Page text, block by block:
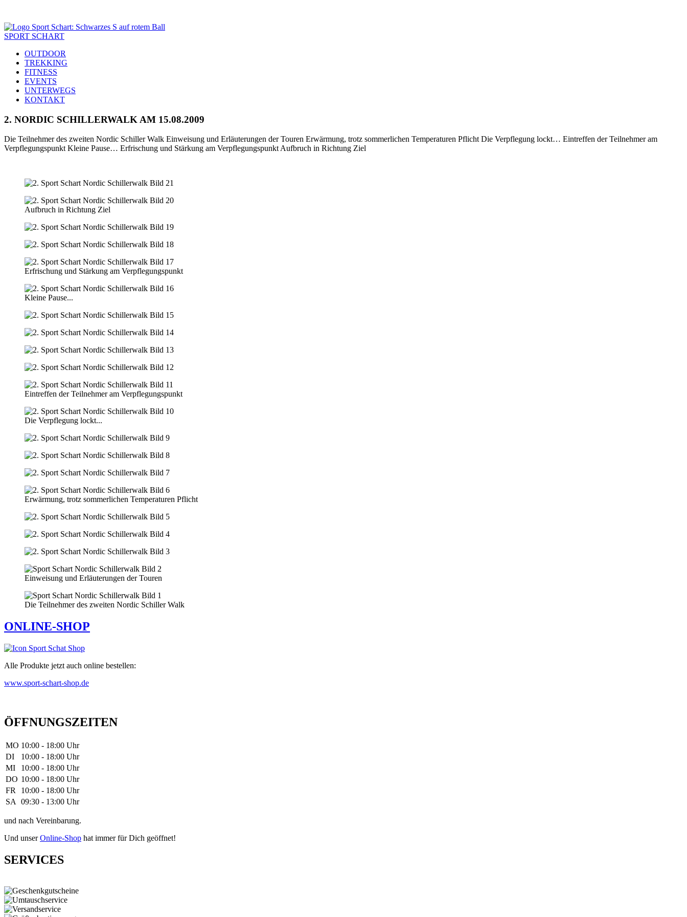
SPORT SCHART
OUTDOOR
TREKKING
FITNESS
EVENTS
UNTERWEGS
KONTAKT
2. NORDIC SCHILLERWALK AM 15.08.2009
Die Teilnehmer des zweiten Nordic Schiller Walk Einweisung und Erläuterungen der Touren Erwärmung, trotz sommerlichen Temperaturen Pflicht Die Verpflegung lockt… Eintreffen der Teilnehmer am
Verpflegungspunkt Kleine Pause… Erfrischung und Stärkung am Verpflegungspunkt Aufbruch in Richtung Ziel
Aufbruch in Richtung Ziel
Erfrischung und Stärkung am Verpflegungspunkt
Kleine Pause...
Eintreffen der Teilnehmer am Verpflegungspunkt
Die Verpflegung lockt...
Erwärmung, trotz sommerlichen Temperaturen Pflicht
Einweisung und Erläuterungen der Touren
Die Teilnehmer des zweiten Nordic Schiller Walk
ONLINE-SHOP
Alle Produkte jetzt auch online bestellen:
www.sport-schart-shop.de
ÖFFNUNGSZEITEN
MO 10:00 - 18:00 Uhr
DI
10:00 - 18:00 Uhr
MI
10:00 - 18:00 Uhr
DO 10:00 - 18:00 Uhr
FR
10:00 - 18:00 Uhr
SA
09:30 - 13:00 Uhr
und nach Vereinbarung.
Und unserOnline-Shop hat immer für Dich geöffnet!
SERVICES